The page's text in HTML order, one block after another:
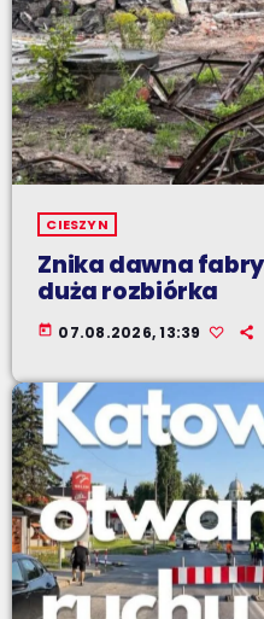
CIESZYN
Znika dawna
duża rozbiórka
today 07.08.2026, 13:39